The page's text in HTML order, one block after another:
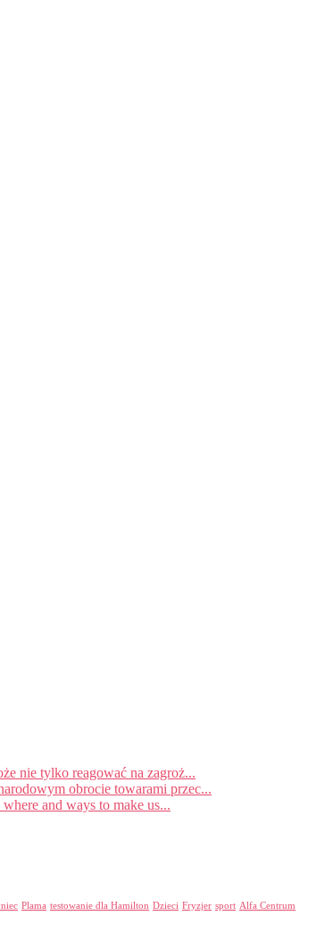
nie tylko reagować na zagroż...
obrocie towarami przec...
and ways to make us...
Plama testowanie dla Hamilton Dzieci Fryzjer sport Alfa Centrum